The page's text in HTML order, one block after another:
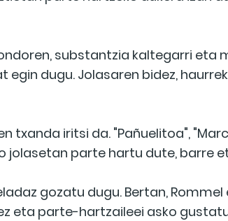
substantzia kaltegarri eta
egin dugu. Jolasaren bidez,
txanda iritsi da. "Pañuelitoa",
jolasetan parte hartu dute, barre
gozatu dugu. Bertan,
eta parte-hartzaileei asko